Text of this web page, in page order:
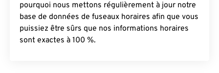
pourquoi nous mettons régulièrement à jour notre
base de données de fuseaux horaires afin que vous
puissiez être sûrs que nos informations horaires
sont exactes à 100 %.